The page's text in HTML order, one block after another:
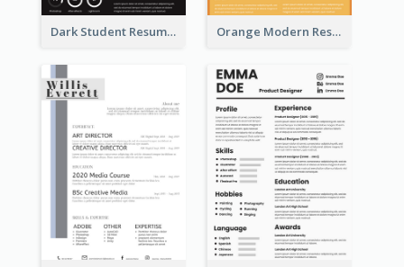
Dark Student Resume Orange Modern Resume